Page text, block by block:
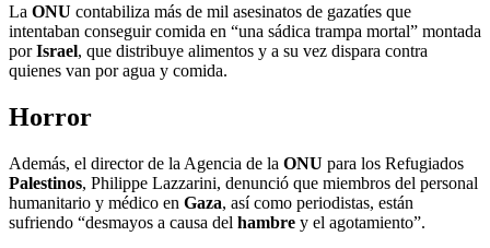
La ONU contabiliza más de mil asesinatos de gazatíes que
intentaban conseguir comida en “una sádica trampa mortal” montada
porIsrael, que distribuye alimentos y a su vez dispara contra
quienes van por agua y comida.
Horror
Además, el director de la Agencia de la ONU para los Refugiados
Palestinos, Philippe Lazzarini, denunció que miembros del personal
humanitario y médico en Gaza, así como periodistas, están
sufriendo “desmayos a causa del hambre y el agotamiento”.